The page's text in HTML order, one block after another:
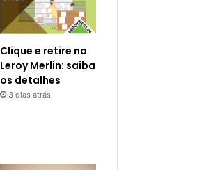
Clique e retire na
Leroy Merlin: saiba
os detalhes
3 dias atrás